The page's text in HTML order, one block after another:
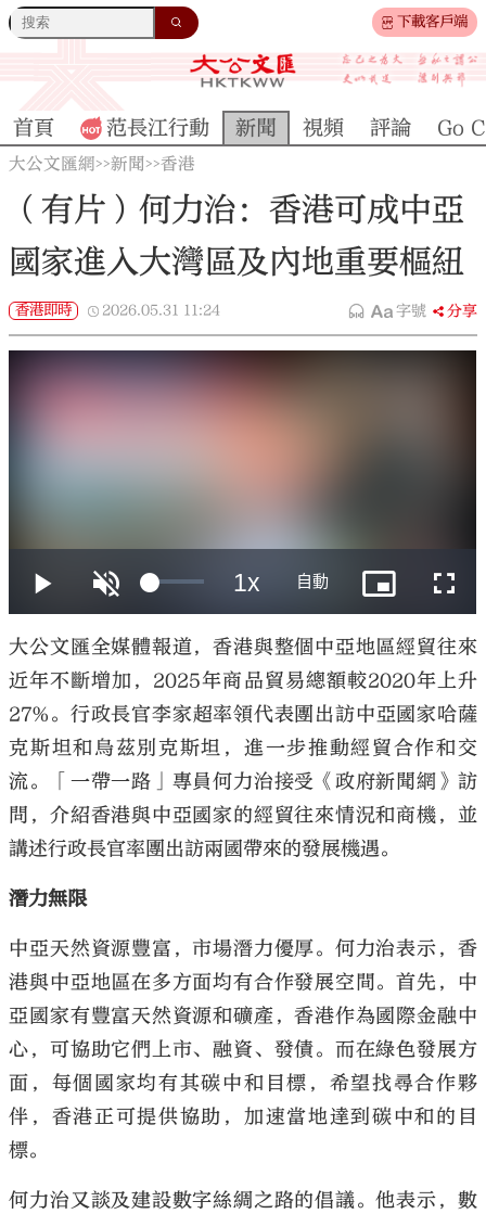
下載客戶端
首頁 范長江行動 新聞 視頻 評論 Go
大公文匯網>>新聞>>香港
（有片）何力治：香港可成中亞
國家進入大灣區及內地重要樞紐
香港即時 2026.05.31 11:24 字號 分享
大公文匯全媒體報道，香港與整個中亞地區經貿往來
近年不斷增加，2025年商品貿易總額較2020年上升
27%。行政長官李家超率領代表團出訪中亞國家哈薩
克斯坦和烏茲別克斯坦，進一步推動經貿合作和交
流。「一帶一路」專員何力治接受《政府新聞網》訪
問，介紹香港與中亞國家的經貿往來情況和商機，並
講述行政長官率團出訪兩國帶來的發展機遇。
潛力無限
中亞天然資源豐富，市場潛力優厚。何力治表示，香
港與中亞地區在多方面均有合作發展空間。首先，中
亞國家有豐富天然資源和礦產，香港作為國際金融中
心，可協助它們上市、融資、發債。而在綠色發展方
面，每個國家均有其碳中和目標，希望找尋合作夥
伴，香港正可提供協助，加速當地達到碳中和的目
標。
何力治又談及建設數字絲綢之路的倡議。他表示，數